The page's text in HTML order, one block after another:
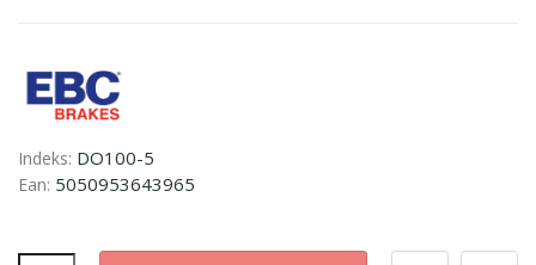
Indeks: DO100-5
Ean: 5050953643965